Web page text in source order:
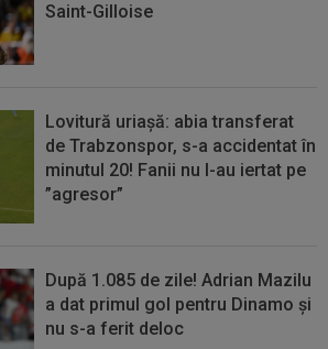
Saint-Gilloise
Lovitură uriașă: abia transferat
de Trabzonspor, s-a accidentat în
minutul 20! Fanii nu l-au iertat pe
”agresor”
După 1.085 de zile! Adrian Mazilu
a dat primul gol pentru Dinamo și
nu s-a ferit deloc